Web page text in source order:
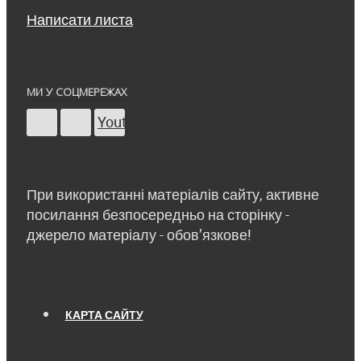
Написати листа
МИ У СОЦМЕРЕЖАХ
Youtube
При використанні матеріалів сайту, активне
посилання безпосередньо на сторінку -
джерело матеріалу - обов’язкове!
КАРТА САЙТУ